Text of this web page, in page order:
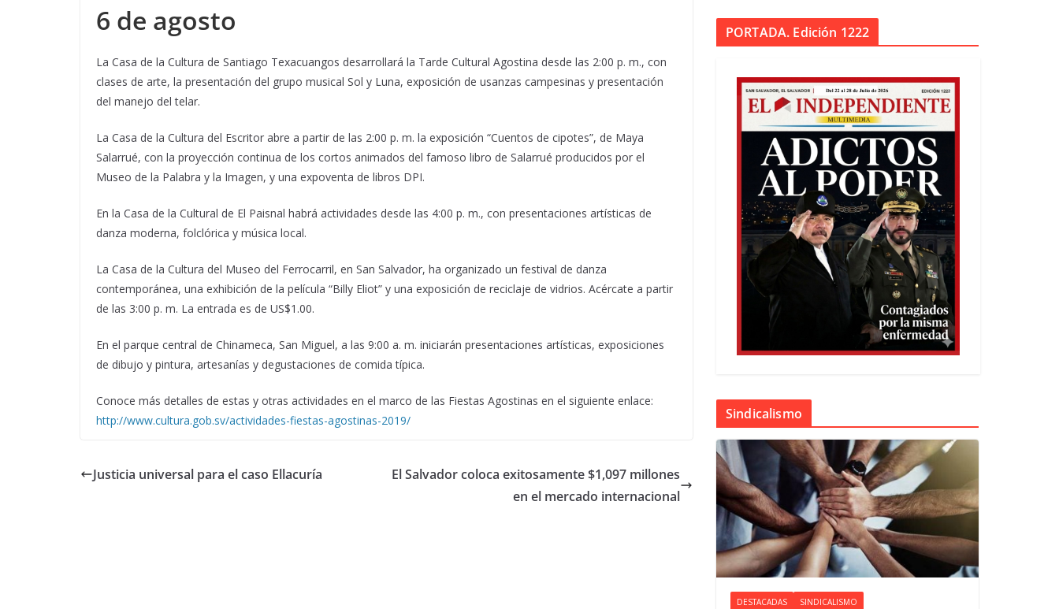
6 de agosto
La Casa de la Cultura de Santiago Texacuangos desarrollará la Tarde Cultural Agostina desde las 2:00 p. m., con
clases de arte, la presentación del grupo musical Sol y Luna, exposición de usanzas campesinas y presentación
del manejo del telar.
La Casa de la Cultura del Escritor abre a partir de las 2:00 p. m. la exposición “Cuentos de cipotes”, de Maya
Salarrué, con la proyección continua de los cortos animados del famoso libro de Salarrué producidos por el
Museo de la Palabra y la Imagen, y una expoventa de libros DPI.
En la Casa de la Cultural de El Paisnal habrá actividades desde las 4:00 p. m., con presentaciones artísticas de
danza moderna, folclórica y música local.
La Casa de la Cultura del Museo del Ferrocarril, en San Salvador, ha organizado un festival de danza
contemporánea, una exhibición de la película “Billy Eliot” y una exposición de reciclaje de vidrios. Acércate a partir
de las 3:00 p. m. La entrada es de US$1.00.
En el parque central de Chinameca, San Miguel, a las 9:00 a. m. iniciarán presentaciones artísticas, exposiciones
de dibujo y pintura, artesanías y degustaciones de comida típica.
Conoce más detalles de estas y otras actividades en el marco de las Fiestas Agostinas en el siguiente enlace:
http://www.cultura.gob.sv/actividades-fiestas-agostinas-2019/
Justicia universal para el caso Ellacuría
El Salvador coloca exitosamente $1,097 millones
en el mercado internacional
PORTADA. Edición 1222
Sindicalismo
DESTACADAS SINDICALISMO